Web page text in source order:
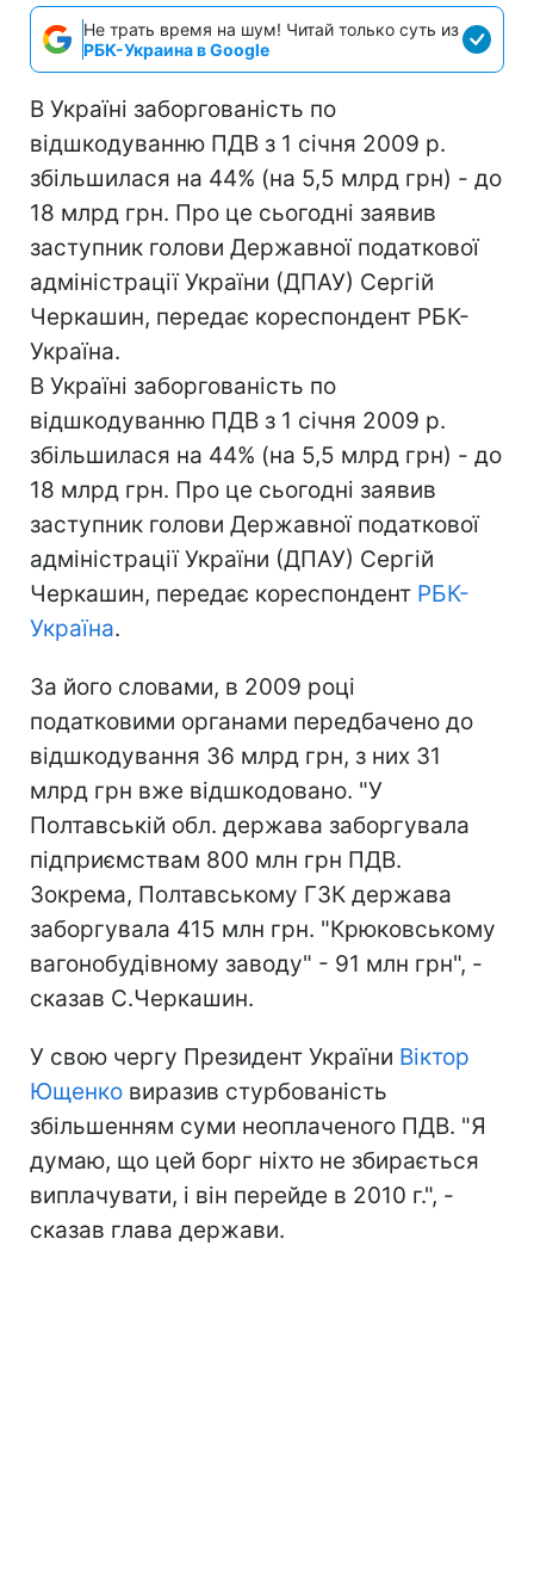
Не трать время на шум! Читай только суть из
РБК-Украина в Google
В Україні заборгованість по
відшкодуванню ПДВ з 1 січня 2009 р.
збільшилася на 44% (на 5,5 млрд грн) - до
18 млрд грн. Про це сьогодні заявив
заступник голови Державної податкової
адміністрації України (ДПАУ) Сергій
Черкашин, передає кореспондент РБК-
Україна.
В Україні заборгованість по
відшкодуванню ПДВ з 1 січня 2009 р.
збільшилася на 44% (на 5,5 млрд грн) - до
18 млрд грн. Про це сьогодні заявив
заступник голови Державної податкової
адміністрації України (ДПАУ) Сергій
Черкашин, передає кореспондент РБК-
Україна.
За його словами, в 2009 році
податковими органами передбачено до
відшкодування 36 млрд грн, з них 31
млрд грн вже відшкодовано. "У
Полтавській обл. держава заборгувала
підприємствам 800 млн грн ПДВ.
Зокрема, Полтавському ГЗК держава
заборгувала 415 млн грн. "Крюковському
вагонобудівному заводу" - 91 млн грн", -
сказав С.Черкашин.
У свою чергу Президент України Віктор
Ющенко виразив стурбованість
збільшенням суми неоплаченого ПДВ. "Я
думаю, що цей борг ніхто не збирається
виплачувати, і він перейде в 2010 г.", -
сказав глава держави.